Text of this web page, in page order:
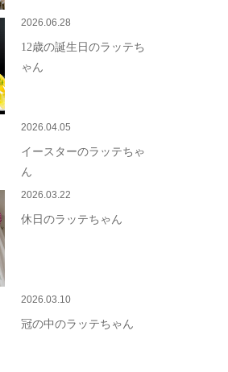
2026.06.28
12歳の誕生日のラッテち
ゃん
2026.04.05
イースターのラッテちゃ
ん
2026.03.22
休日のラッテちゃん
2026.03.10
冠の中のラッテちゃん